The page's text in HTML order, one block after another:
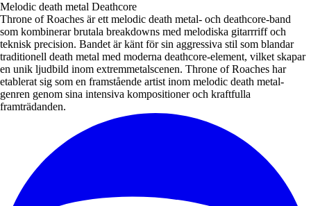
Melodic death metal Deathcore
Throne of Roaches är ett melodic death metal- och deathcore-band
som kombinerar brutala breakdowns med melodiska gitarrriff och
teknisk precision. Bandet är känt för sin aggressiva stil som blandar
traditionell death metal med moderna deathcore-element, vilket skapar
en unik ljudbild inom extremmetalscenen. Throne of Roaches har
etablerat sig som en framstående artist inom melodic death metal-
genren genom sina intensiva kompositioner och kraftfulla
framträdanden.